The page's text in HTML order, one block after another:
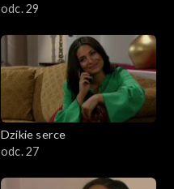
odc. 29
Dzikie serce
odc. 27